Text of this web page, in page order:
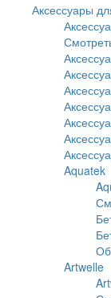
Аксессуары
Aquatek
Artwelle